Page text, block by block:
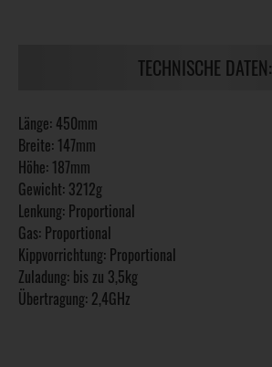
TECHNISCHE DATEN:
Länge: 450mm
Breite: 147mm
Höhe: 187mm
Gewicht: 3212g
Lenkung: Proportional
Gas: Proportional
Kippvorrichtung: Proportional
Zuladung: bis zu 3,5kg
Übertragung: 2,4GHz